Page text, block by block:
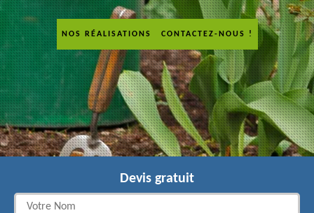
NOS RÉALISATIONS CONTACTEZ-NOUS !
Devis gratuit